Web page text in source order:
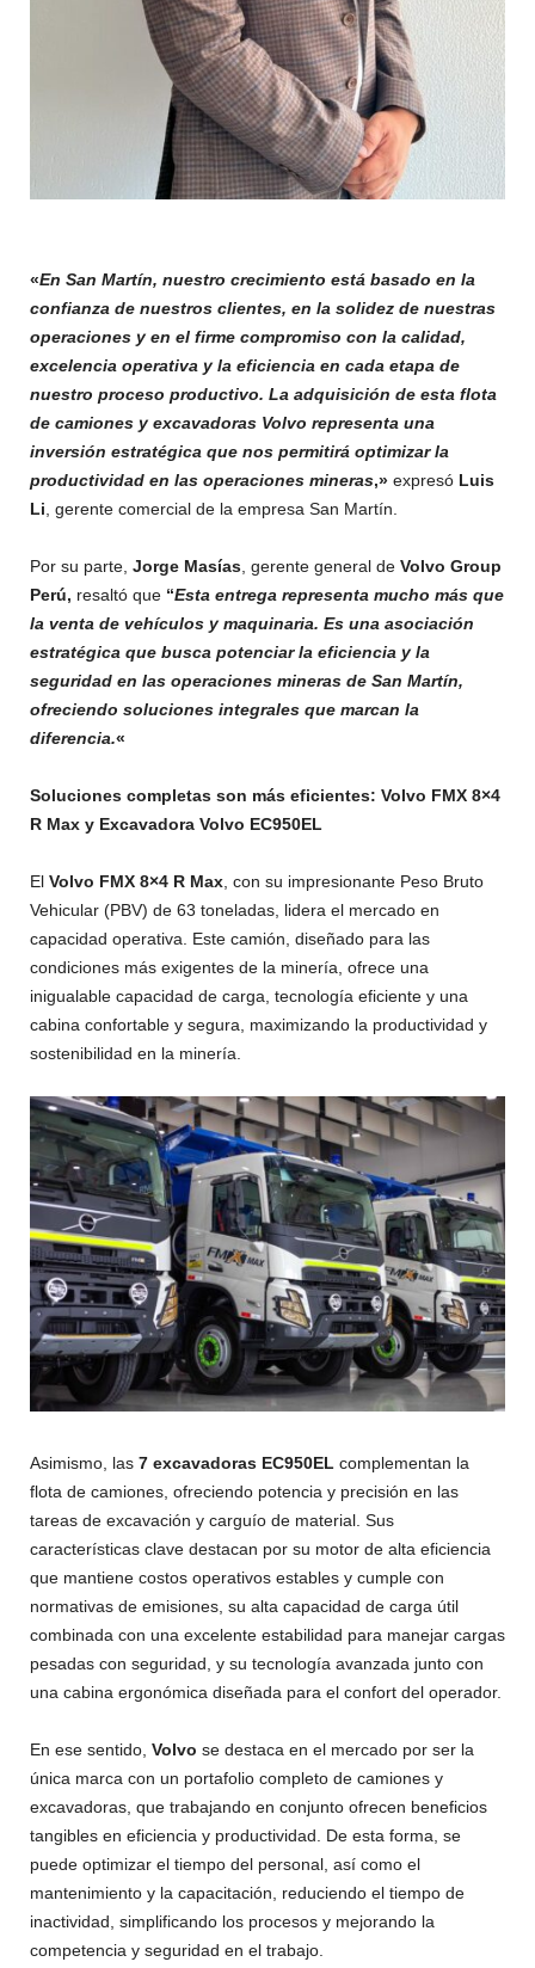
«En San Martín, nuestro crecimiento está basado en la
confianza de nuestros clientes, en la solidez de nuestras
operaciones y en el firme compromiso con la calidad,
excelencia operativa y la eficiencia en cada etapa de
nuestro proceso productivo. La adquisición de esta flota
de camiones y excavadoras Volvo representa una
inversión estratégica que nos permitirá optimizar la
productividad en las operaciones mineras,» expresó Luis
Li , gerente comercial de la empresa San Martín.
Por su parte, Jorge Masías , gerente general de Volvo Group
Perú, resaltó que “Esta entrega representa mucho más que
la venta de vehículos y maquinaria. Es una asociación
estratégica que busca potenciar la eficiencia y la
seguridad en las operaciones mineras de San Martín,
ofreciendo soluciones integrales que marcan la
diferencia.«
Soluciones completas son más eficientes: Volvo FMX 8×4
R Max y Excavadora Volvo EC950EL
El Volvo FMX 8×4 R Max , con su impresionante Peso Bruto
Vehicular (PBV) de 63 toneladas, lidera el mercado en
capacidad operativa. Este camión, diseñado para las
condiciones más exigentes de la minería, ofrece una
inigualable capacidad de carga, tecnología eficiente y una
cabina confortable y segura, maximizando la productividad y
sostenibilidad en la minería.
Asimismo, las 7 excavadoras EC950EL complementan la
flota de camiones, ofreciendo potencia y precisión en las
tareas de excavación y carguío de material. Sus
características clave destacan por su motor de alta eficiencia
que mantiene costos operativos estables y cumple con
normativas de emisiones, su alta capacidad de carga útil
combinada con una excelente estabilidad para manejar cargas
pesadas con seguridad, y su tecnología avanzada junto con
una cabina ergonómica diseñada para el confort del operador.
En ese sentido, Volvo se destaca en el mercado por ser la
única marca con un portafolio completo de camiones y
excavadoras, que trabajando en conjunto ofrecen beneficios
tangibles en eficiencia y productividad. De esta forma, se
puede optimizar el tiempo del personal, así como el
mantenimiento y la capacitación, reduciendo el tiempo de
inactividad, simplificando los procesos y mejorando la
competencia y seguridad en el trabajo.